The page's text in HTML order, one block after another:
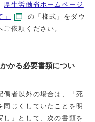
厚生労働省ホームページ
の「様式」をダウ
ご依頼ください。
かる必要書類につい
偶者以外の場合は、「死
同じくしていたことを明
し」として、次の書類を